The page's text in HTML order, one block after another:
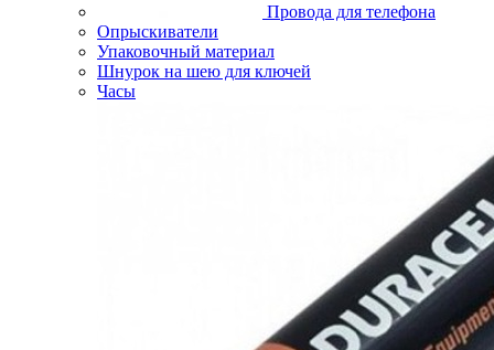
Провода для телефона
Опрыскиватели
Упаковочный материал
Шнурок на шею для ключей
Часы